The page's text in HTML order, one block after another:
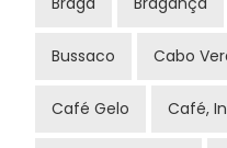
Bussaco Cabo
Café Gelo Café,